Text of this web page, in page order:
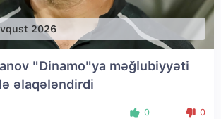
2026
"Dinamo"ya məğlubiyyəti
əlaqələndirdi
0 0